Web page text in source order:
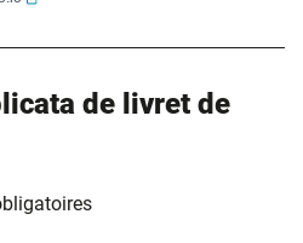
de livret de